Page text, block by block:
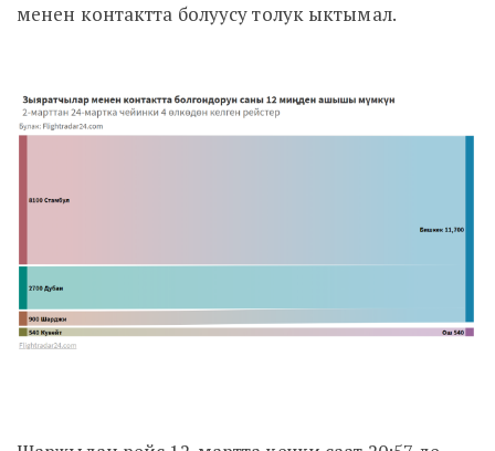
менен контактта болуусу толук ыктымал.